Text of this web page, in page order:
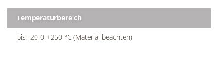
Temperaturbereich
bis -20-0-+250 °C (Material beachten)